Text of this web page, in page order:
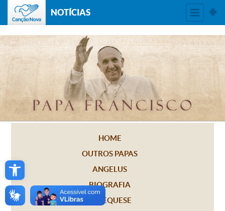
Open toolbar
NOTÍCIAS
HOME
OUTROS PAPAS
ANGELUS
BIOGRAFIA
CATEQUESE